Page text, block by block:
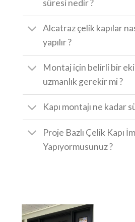
süresi nedir ?
Alcatraz çelik kapılar
yapılır ?
Montaj için belirli bir
uzmanlık gerekir mi ?
Kapı montajı ne kadar
Proje Bazlı Çelik Kapı
Yapıyormusunuz ?